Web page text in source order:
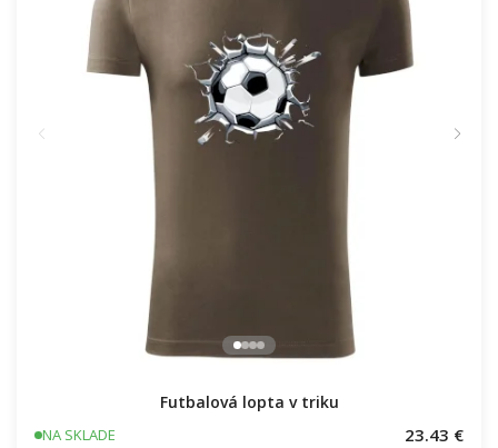
Futbalová lopta v triku
NA SKLADE 23.43 €